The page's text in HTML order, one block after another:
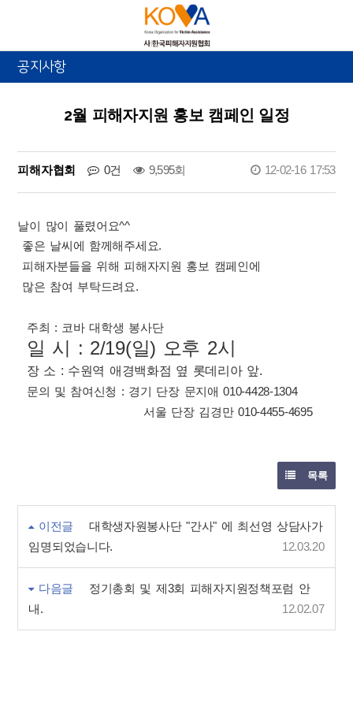
공지사항
2월 피해자지원 홍보 캠페인 일정
피해자협회 0건 9,595회 12-02-16 17:53
날이 많이 풀렸어요^^
좋은 날씨에 함께해주세요.
피해자분들을 위해 피해자지원 홍보 캠페인에
많은 참여 부탁드려요.
주최 : 코바 대학생 봉사단
일 시 : 2/19(일) 오후 2시
장 소 : 수원역 애경백화점 옆 롯데리아 앞.
문의 및 참여신청 : 경기 단장 문지애 010-4428-1304
서울 단장 김경만 010-4455-4695
목록
이전글
대학생자원봉사단 "간사" 에 최선영 상담사가
임명되었습니다.
12.03.20
다음글
정기총회 및 제3회 피해자지원정책포럼 안
내.
12.02.07